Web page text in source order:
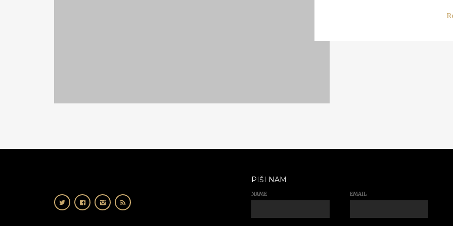
PIŠI NAM
NAME EMAIL